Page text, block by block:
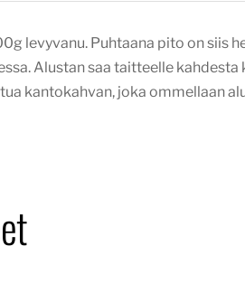
levyvanu. Puhtaana pito on siis
Alustan saa taitteelle kahdesta
kantokahvan, joka ommellaan